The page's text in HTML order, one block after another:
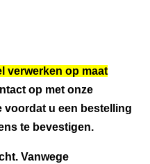
verwerken op maat
op met onze
u een bestelling
te bevestigen.
Vanwege